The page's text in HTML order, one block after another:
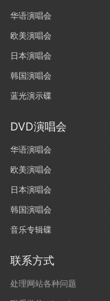
华语演唱会
欧美演唱会
日本演唱会
韩国演唱会
蓝光演示碟
DVD演唱会
华语演唱会
欧美演唱会
日本演唱会
韩国演唱会
音乐专辑碟
联系方式
处理网站各种问题